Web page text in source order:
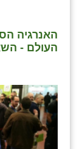
האנרגיה
העולם -